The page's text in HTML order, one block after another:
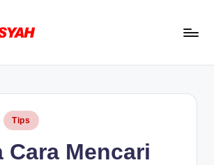
Tips
Cara Mencari